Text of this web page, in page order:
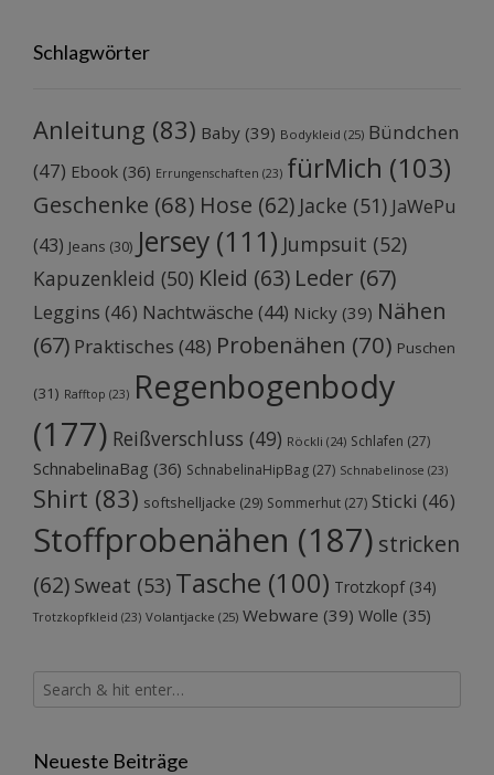
Schlagwörter
Anleitung (83) Baby (39) Bodykleid (25) Bündchen
(47) Ebook (36) Errungenschaften (23) fürMich (103)
Geschenke (68) Hose (62) Jacke (51) JaWePu
(43) Jeans (30) Jersey (111) Jumpsuit (52)
Kapuzenkleid (50) Kleid (63) Leder (67)
Leggins (46) Nachtwäsche (44) Nicky (39) Nähen
(67) Praktisches (48) Probenähen (70) Puschen
(31) Rafftop (23) Regenbogenbody
(177) Reißverschluss (49) Röckli (24) Schlafen (27)
SchnabelinaBag (36) SchnabelinaHipBag (27) Schnabelinose (23)
Shirt (83) softshelljacke (29) Sommerhut (27) Sticki (46)
Stoffprobenähen (187) stricken
(62) Sweat (53) Tasche (100) Trotzkopf(34)
Trotzkopfkleid (23) Volantjacke (25) Webware (39) Wolle (35)
Neueste Beiträge